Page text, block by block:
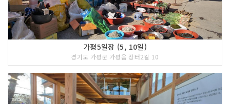
가평5일장 (5, 10일)
경기도 가평군 가평읍 장터2길 10